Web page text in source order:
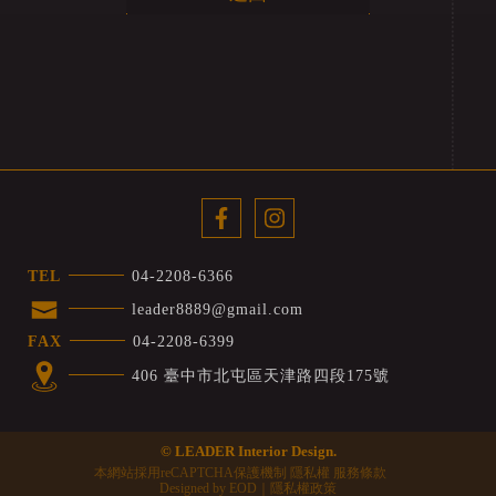
TEL
04-2208-6366
leader8889@gmail.com
FAX
04-2208-6399
406 臺中市北屯區天津路四段175號
© LEADER Interior Design.
本網站採用reCAPTCHA保護機制 隱私權 服務條款
Designed by EOD 隱私權政策